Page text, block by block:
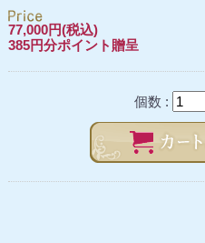
77,000円(税込)
385円分ポイント贈呈
個数 :